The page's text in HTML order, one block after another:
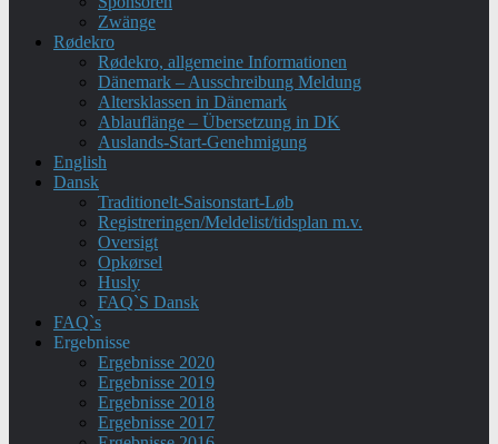
Zwänge
Rødekro
Rødekro, allgemeine Informationen
Dänemark – Ausschreibung Meldung
Altersklassen in Dänemark
Ablauflänge – Übersetzung in DK
Auslands-Start-Genehmigung
English
Dansk
Traditionelt-Saisonstart-Løb
Registreringen/Meldelist/tidsplan m.v.
Oversigt
Opkørsel
Husly
FAQ`S Dansk
FAQ`s
Ergebnisse
Ergebnisse 2020
Ergebnisse 2019
Ergebnisse 2018
Ergebnisse 2017